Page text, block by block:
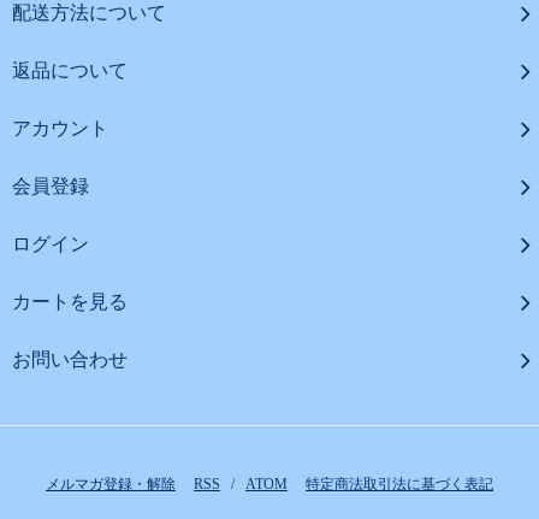
配送方法について
返品について
アカウント
会員登録
ログイン
カートを見る
お問い合わせ
メルマガ登録・解除 RSS / ATOM 特定商法取引法に基づく表記